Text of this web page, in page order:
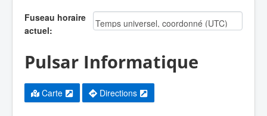
Fuseau horaire
actuel:
Pulsar Informatique
Carte Directions